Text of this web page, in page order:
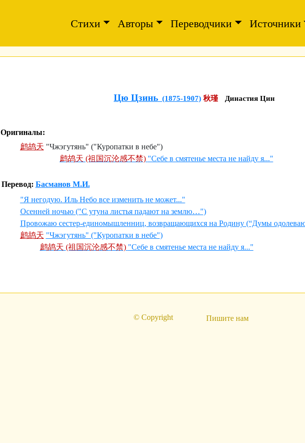
Стихи Авторы Переводчики Источники
Цю Цзинь (1875-1907) 秋瑾 Династия Цин
Оригиналы:
鹧鸪天 "Чжэгутянь" ("Куропатки в небе")
鹧鸪天 (祖国沉沦感不禁) "Себе в смятенье места не найду я..."
Перевод: Басманов М.И.
"Я негодую. Иль Небо все изменить не может..."
Осенней ночью ("С утуна листья падают на землю…")
Провожаю сестер-единомышленниц, возвращающихся на Родину (“Думы
鹧鸪天 "Чжэгутянь" ("Куропатки в небе")
鹧鸪天 (祖国沉沦感不禁) "Себе в смятенье места не найду я..."
© Copyright Пишите нам